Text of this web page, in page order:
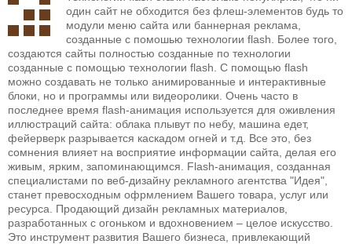
один сайт не обходится без флеш-элементов будь то
модули меню сайта или баннерная реклама,
созданные с помошью технологии flash. Более того,
создаются сайты полностью созданные по технологии
созданные с помощью технологии flash. С помощью flash
можно создавать не только анимированные и интерактивные
блоки, но и программы или видеоролики. Очень часто в
последнее время flash-анимация используется для оживления
иллюстраций сайта: облака плывут по небу, машина едет,
фейерверк разрывается каскадом огней и т.д. Все это, без
сомнения влияет на восприятие информации сайта, делая его
живым, ярким, запоминающимся. Flash-анимация, созданная
специалистами по веб-дизайну рекламного агентства "Идея",
станет превосходным офрмлением Вашего товара, услуг или
ресурса. Продающий дизайн рекламных материалов,
разработанных с огоньком и вдохновением – целое искусство.
Это инструмент развития Вашего бизнеса, привлекающий